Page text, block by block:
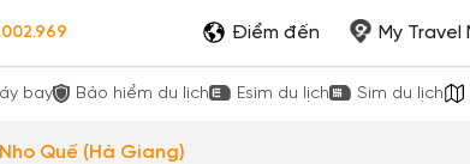
Điểm đến My Travel
bay Bảo hiểm du lịch Esim du lịch Sim du lịch
Quế (Hà Giang)